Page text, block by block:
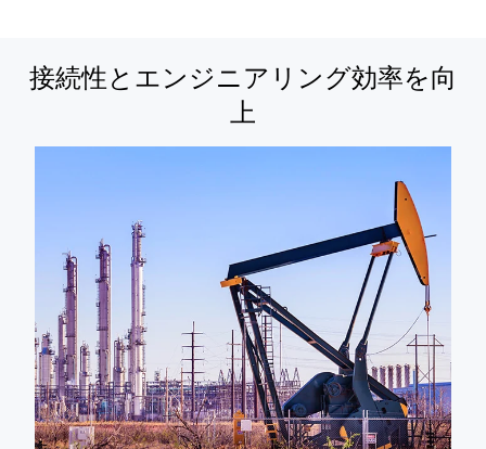
接続性とエンジニアリング効率を向
上